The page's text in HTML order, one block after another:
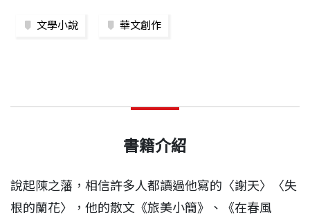
文學小說 華文創作
書籍介紹
說起陳之藩，相信許多人都讀過他寫的〈謝天〉〈失
根的蘭花〉，他的散文《旅美小簡》、《在春風